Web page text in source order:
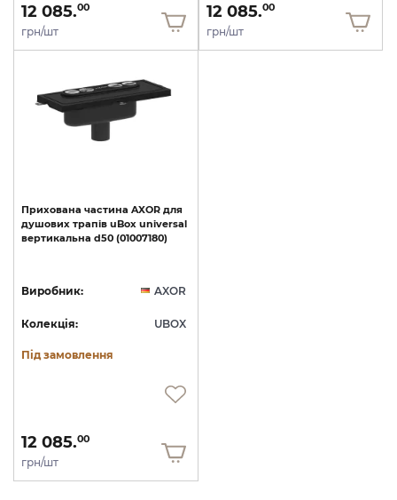
12 085.00
грн/шт
12 085.00
грн/шт
Прихована частина AXOR для
душових трапів uBox universal
вертикальна d50 (01007180)
Виробник: AXOR
Колекція: UBOX
Під замовлення
12 085.00
грн/шт